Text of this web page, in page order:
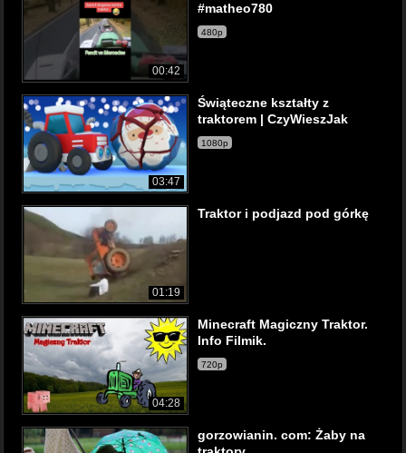
00:42
#matheo780
480p
03:47
Świąteczne kształty z
traktorem | CzyWieszJak
1080p
01:19
Traktor i podjazd pod górkę
04:28
Minecraft Magiczny Traktor.
Info Filmik.
720p
gorzowianin. com: Żaby na